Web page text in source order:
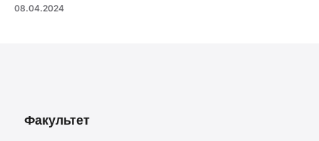
08.04.2024
Факультет